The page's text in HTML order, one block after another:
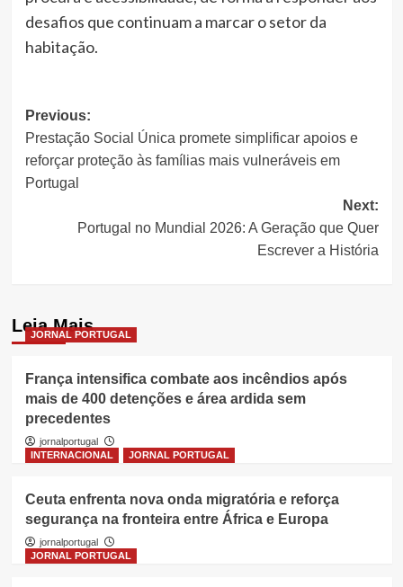
desafios que continuam a marcar o setor da
habitação.
Post
navigation
Previous:
Prestação Social Única promete simplificar apoios e
reforçar proteção às famílias mais vulneráveis em
Portugal
Next:
Portugal no Mundial 2026: A Geração que Quer
Escrever a História
Leia Mais
JORNAL PORTUGAL
França intensifica combate aos incêndios após
mais de 400 detenções e área ardida sem
precedentes
jornalportugal
INTERNACIONAL
JORNAL PORTUGAL
Ceuta enfrenta nova onda migratória e reforça
segurança na fronteira entre África e Europa
jornalportugal
JORNAL PORTUGAL